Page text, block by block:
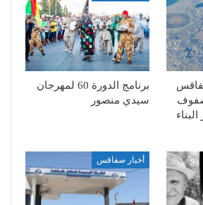
برنامج الدورة 60 لمهرجان
سيدي منصور
أخبار صفاقس